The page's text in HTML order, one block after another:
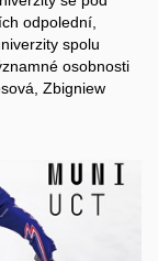
odpolední,
spolu
osobnosti
Zbigniew